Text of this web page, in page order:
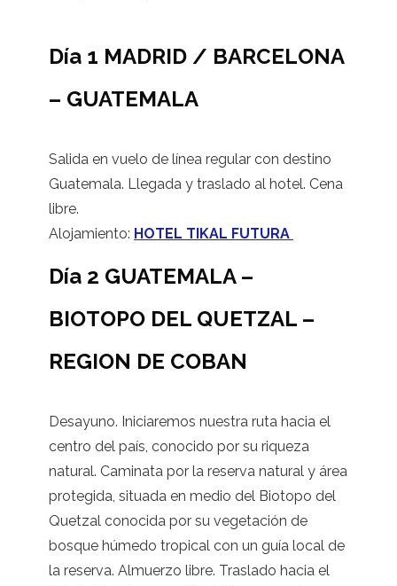
Día 1 MADRID / BARCELONA
– GUATEMALA
Salida en vuelo de línea regular con destino
Guatemala. Llegada y traslado al hotel. Cena
libre.
Alojamiento: HOTEL TIKAL FUTURA
Día 2 GUATEMALA –
BIOTOPO DEL QUETZAL –
REGION DE COBAN
Desayuno. Iniciaremos nuestra ruta hacia el
centro del país, conocido por su riqueza
natural. Caminata por la reserva natural y área
protegida, situada en medio del Biotopo del
Quetzal conocida por su vegetación de
bosque húmedo tropical con un guía local de
la reserva. Almuerzo libre. Traslado hacia el